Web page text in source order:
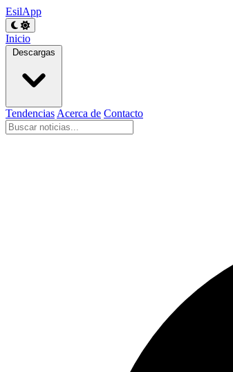
EsilApp
Inicio
Descargas
Tendencias Acerca de Contacto